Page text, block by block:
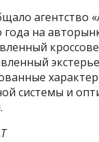
агентство
года на
системы и